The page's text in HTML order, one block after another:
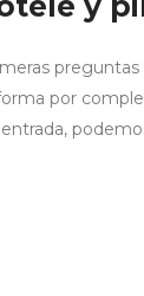
por